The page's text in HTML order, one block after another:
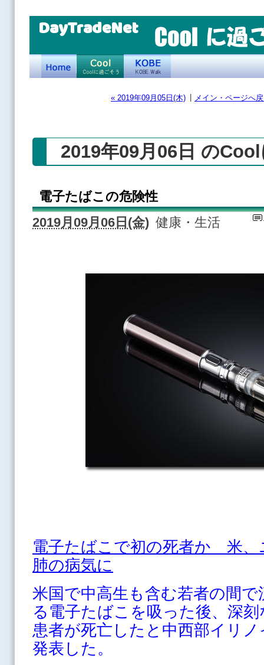
DayTradeNet
« 2019年09月05日(木) メイン・ページへ
2019年09月06日 の
電子たばこの危険性
2019月09月06日(金) 健康・生活
電子たばこで初の死者か 米
肺の病気に
米国で中高生も含む若者の間
る電子たばこを吸った後、深
患者が死亡したと中西部イリ
発表した。